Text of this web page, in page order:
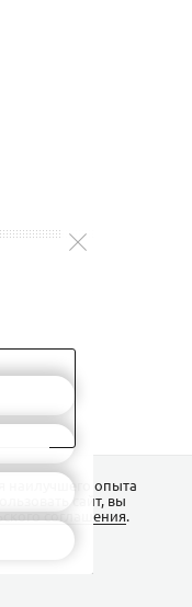
наилучшего опыта
сайт, вы
соглашения.